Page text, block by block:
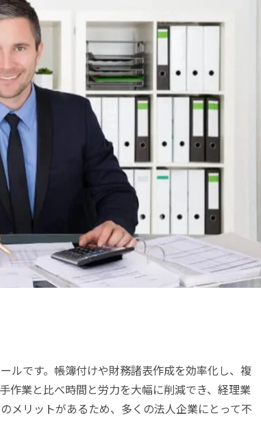
ルです。帳簿付けや財務諸表作成を効率化し、複
作業と比べ時間と労力を大幅に削減でき、経理業
メリットがあるため、多くの法人企業にとって不